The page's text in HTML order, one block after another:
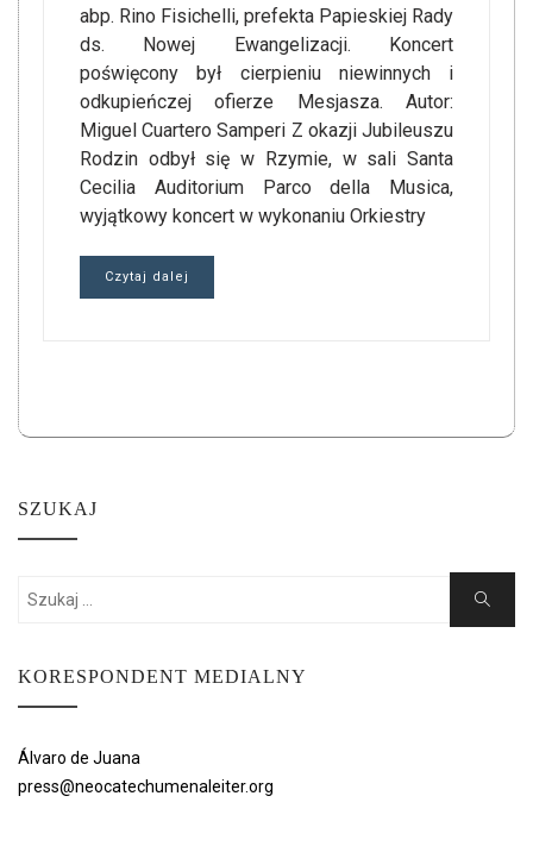
abp. Rino Fisichelli, prefekta Papieskiej Rady
ds. Nowej Ewangelizacji. Koncert
poświęcony był cierpieniu niewinnych i
odkupieńczej ofierze Mesjasza. Autor:
Miguel Cuartero Samperi Z okazji Jubileuszu
Rodzin odbył się w Rzymie, w sali Santa
Cecilia Auditorium Parco della Musica,
wyjątkowy koncert w wykonaniu Orkiestry
Czytaj dalej
SZUKAJ
Search
Search
KORESPONDENT MEDIALNY
Álvaro de Juana
press@neocatechumenaleiter.org